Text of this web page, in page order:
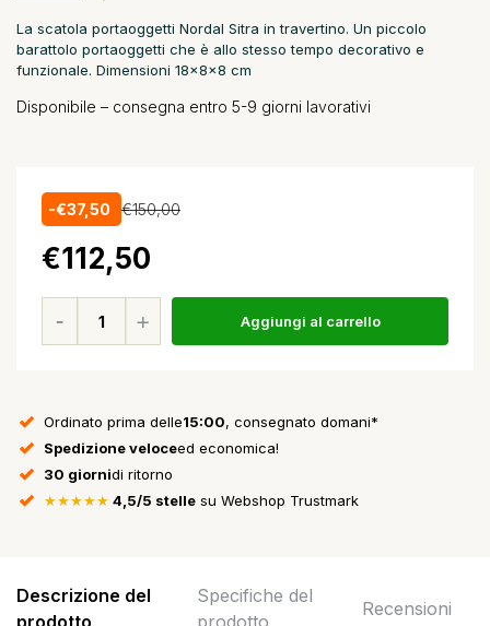
La scatola portaoggetti Nordal Sitra in travertino. Un piccolo
barattolo portaoggetti che è allo stesso tempo decorativo e
funzionale. Dimensioni 18x8x8 cm
Disponibile – consegna entro 5-9 giorni lavorativi
-€37,50 €150,00
€112,50
Aggiungi al carrello
Ordinato prima delle15:00, consegnato domani*
Spedizione veloceed economica!
30 giornidi ritorno
★★★★★ 4,5/5 stelle su Webshop Trustmark
Descrizione del
prodotto
Specifiche del
prodotto
Recensioni